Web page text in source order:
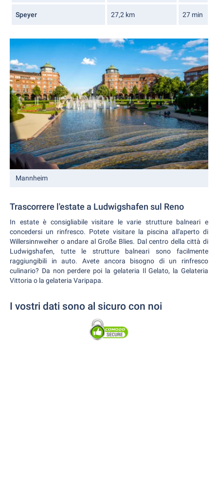
Speyer 27,2 km 27 min
Mannheim
Trascorrere l'estate a Ludwigshafen sul Reno
In estate è consigliabile visitare le varie strutture balneari e
concedersi un rinfresco. Potete visitare la piscina all'aperto di
Willersinnweiher o andare al Große Blies. Dal centro della città di
Ludwigshafen, tutte le strutture balneari sono facilmente
raggiungibili in auto. Avete ancora bisogno di un rinfresco
culinario? Da non perdere poi la gelateria Il Gelato, la Gelateria
Vittoria o la gelateria Varipapa.
I vostri dati sono al sicuro con noi